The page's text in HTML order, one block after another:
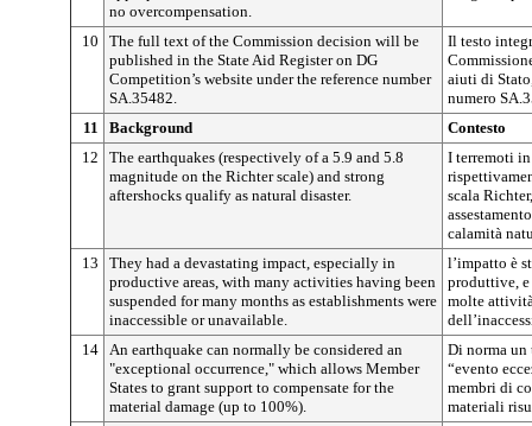
no overcompensation.
10
The full text of the Commission decision will be
published in the State Aid Register on DG
Competition’s website under the reference number
SA.35482.
Il testo
aiuti di
numero
11
Background
Contesto
12
The earthquakes (respectively of a 5.9 and 5.8
magnitude on the Richter scale) and strong
aftershocks qualify as natural disaster.
I terremoti
scala
calamità
13
They had a devastating impact, especially in
productive areas, with many activities having been
suspended for many months as establishments were
inaccessible or unavailable.
l’impatto è
produttive, e
molte
14 An earthquake can normally be considered an
"exceptional occurrence," which allows Member
States to grant support to compensate for the
material damage (up to 100%).
Di norma un
“evento
membri di
materiali